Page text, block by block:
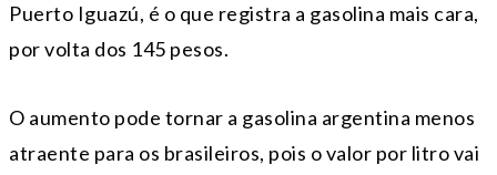
Puerto Iguazú, é o que registra a gasolina mais cara,
por volta dos 145 pesos.
O aumento pode tornar a gasolina argentina menos
atraente para os brasileiros, pois o valor por litro vai